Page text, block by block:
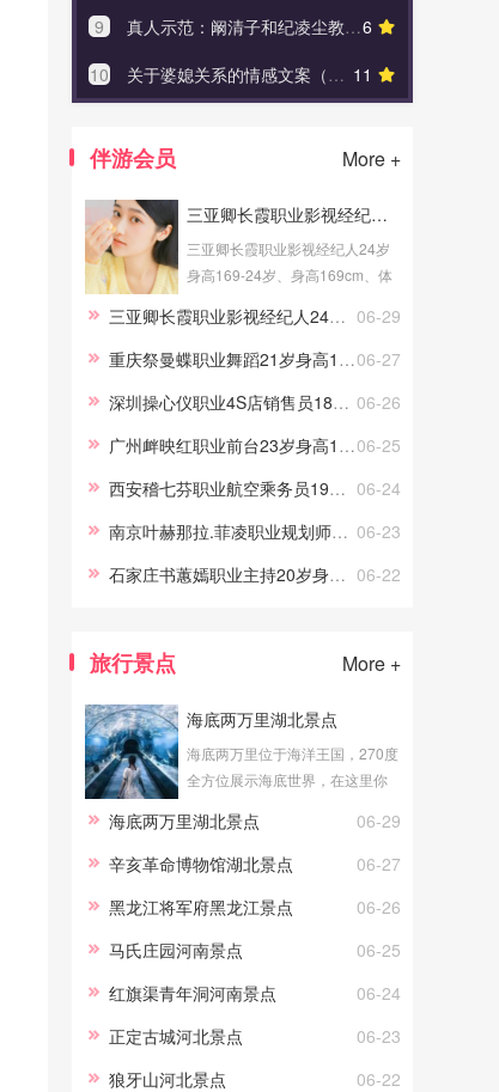
6
9
真人示范：阚清子和纪凌尘教你如何谈恋爱（以及暴击单身狗）
11
10 关于婆媳关系的情感文案（关于婆媳之间的经典语录）
伴游会员 More +
三亚卿长霞职业影视经纪人24岁身高169
三亚卿长霞职业影视经纪人24岁
身高169-24岁、身高169cm、体
经纪人、健身教练，提供三亚伴
游交友，我的职场路上做过礼
贵的工作经历，让伴游服务更顺
06-29
三亚卿长霞职业影视经纪人24岁身高169
06-27
重庆祭曼蝶职业舞蹈21岁身高170
06-26
深圳操心仪职业4S店销售员18岁身高158.5
06-25
广州衅映红职业前台23岁身高165.5
06-24
西安稽七芬职业航空乘务员19岁身高161
06-23
南京叶赫那拉.菲凌职业规划师22岁身高172
06-22
石家庄书蕙嫣职业主持20岁身高163.5
旅行景点 More +
海底两万里湖北景点
海底两万里位于海洋王国，270度
全方位展示海底世界，在这里你
觉。透明的玻璃外是湛蓝的海
水，近万尾海洋生物在你身边游
笑，
06-29
海底两万里湖北景点
06-27
辛亥革命博物馆湖北景点
06-26
黑龙江将军府黑龙江景点
06-25
马氏庄园河南景点
06-24
红旗渠青年洞河南景点
06-23
正定古城河北景点
06-22
狼牙山河北景点